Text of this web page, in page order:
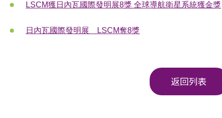
LSCM獲日內瓦國際發明展8獎 全球導航衛星系統獲金獎
日內瓦國際發明展 LSCM奪8獎
返回列表